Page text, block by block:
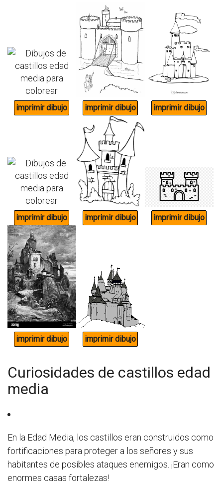
Curiosidades de castillos edad
media
En la Edad Media, los castillos eran construidos como
fortificaciones para proteger a los señores y sus
habitantes de posibles ataques enemigos. ¡Eran como
enormes casas fortalezas!